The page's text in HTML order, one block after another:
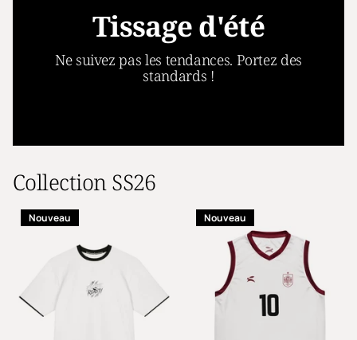
Tissage d'été
Ne suivez pas les tendances. Portez des
standards !
Collection SS26
Nouveau Nouveau